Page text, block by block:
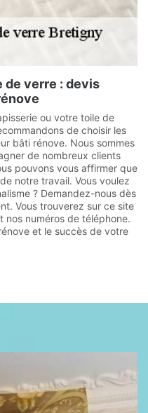
de verre : devis
ou votre toile de
de choisir les
bâti rénove. Nous sommes
de nombreux clients
pouvons vous affirmer que
notre travail. Vous voulez
? Demandez-nous dès
Vous trouverez sur ce site
numéros de téléphone.
et le succès de votre